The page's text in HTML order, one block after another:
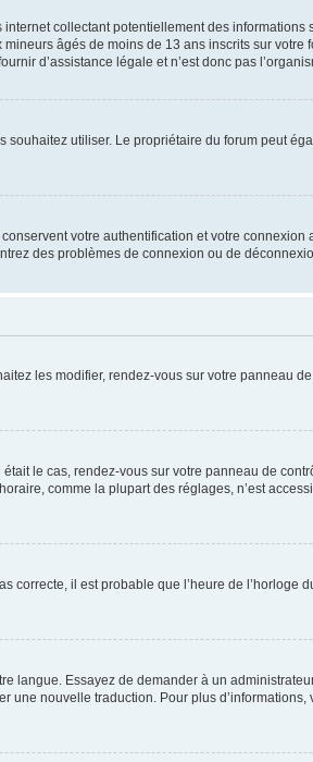
collectant potentiellement des
âgés de moins de 13 ans inscrits sur
d’assistance légale et n’est donc pas
utiliser. Le propriétaire du forum peut
votre authentification et votre
des problèmes de connexion ou de
les modifier, rendez-vous sur votre panneau
le cas, rendez-vous sur votre panneau de
comme la plupart des réglages, n’est
correcte, il est probable que l’heure de
Essayez de demander à un
nouvelle traduction. Pour plus